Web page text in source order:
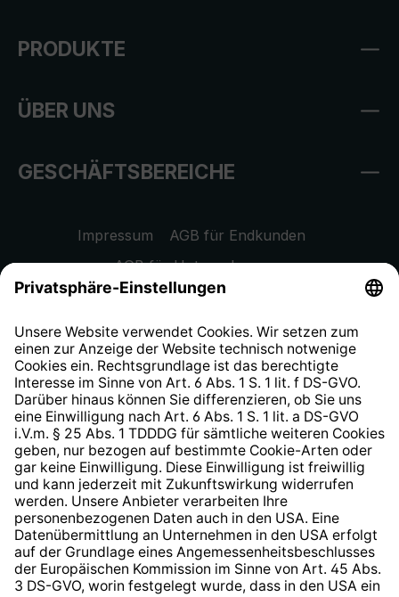
PRODUKTE
ÜBER UNS
GESCHÄFTSBEREICHE
Impressum
AGB für Endkunden
AGB für Unternehmen
Datenschutzhinweis
Widerrufsrecht
Hinweisgeberschutzsystem
Barrierefreiheit